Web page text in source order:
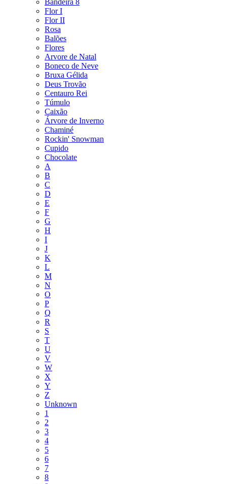
Bandeira 8
Flor I
Flor II
Rosa
Balões
Flores
Arvore de Natal
Boneco de Neve
Bruxa Gélida
Deus Trovão
Centauro Rei
Túmulo
Caixão
Árvore de Inverno
Chaminé
Rockin' Snowman
Cupido
Chocolate
A
B
C
D
E
F
G
H
I
J
K
L
M
N
O
P
Q
R
S
T
U
V
W
X
Y
Z
Unknown
1
2
3
4
5
6
7
8